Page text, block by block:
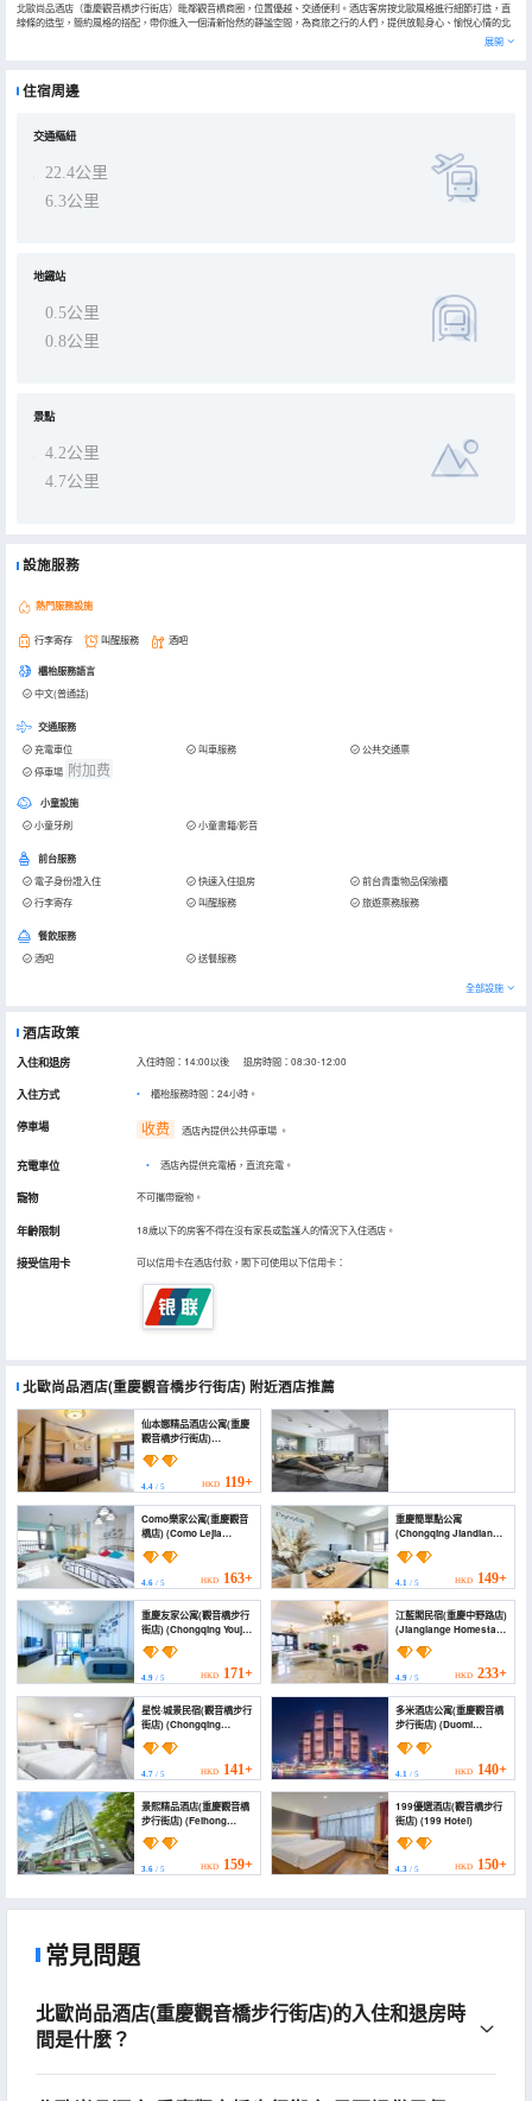
北歐尚品酒店（重慶觀音橋步行街店）毗鄰觀音橋商圈，位置優越、交通便利。酒店客房按北歐風格進行細節打造，直
線條的造型，簡約風格的搭配，帶你進入一個清新怡然的靜謐空間，為商旅之行的人們，提供放鬆身心、愉悅心情的北
酒店距離江北機場和火車站20分鐘車程，步行至觀音橋地鐵站5分鐘即可到達。距解放碑、洪崖洞、長江索道、磁器口
酒店擁有大床、雙床套房及二室套房等各類客房，滿足您的不同需求。客房都配備了43寸高清電視和高速無線網絡，每
展開
住宿周邊
交通樞紐
22.4公里
6.3公里
地鐵站
0.5公里
0.8公里
景點
4.2公里
4.7公里
設施服務
熱門服務設施
行李寄存 叫醒服務 酒吧
櫃枱服務語言
中文(普通話)
交通服務
充電車位 叫車服務
公共交通票
停車場 附加费
小童設施
小童牙刷 小童書籍/影音
前台服務
電子身份證入住 快速入住退房
前台貴重物品保險櫃
行李寄存
叫醒服務 旅遊票務服務
餐飲服務
酒吧 送餐服務
全部設施
酒店政策
入住和退房 入住時間：14:00以後 退房時間：08:30-12:00
入住方式 櫃枱服務時間：24小時。
停車場 收费 酒店內提供公共停車場 。
充電車位 • 酒店內提供充電樁，直流充電。
寵物 不可攜帶寵物。
年齡限制 18歲以下的房客不得在沒有家長或監護人的情況下入住酒店。
接受信用卡 可以信用卡在酒店付款，閣下可使用以下信用卡：
北歐尚品酒店(重慶觀音橋步行街店) 附近酒店推薦
仙本娜精品酒店公寓(重慶
觀音橋步行街店)
(xianbennajingpin)
4.4 / 5 HKD 119+
重慶懶魚民宿(觀音橋地鐵站店) (Lazy Fish
Guesthouse,Guanyinqiao Metro Statin
Branch,Chongqing)
3.5/ 5 129+
Como樂家公寓(重慶觀音
橋店) (Como Lejia
Guanyinqiao))
4.6 / 5 HKD 163+
重慶簡單點公寓
(Chongqing Jiandian
4.1/ 5 HKD 149+
重慶友家公寓(觀音橋步行
街店) (Chongqing Youjia
Apartment
(Guanyinqiao
Pedestrian Street))
4.9 / 5 HKD 171+
江藍閣民宿(重慶中野路店)
(Jianglange Homestay
(Chongqing Zhongye
Road))
4.9/ 5 HKD 233+
星悅·城景民宿(觀音橋步行
街店) (Chongqing
HOTEL(Guanyinqiao
Pedestrian Street
Branch))
4.7 / 5 HKD 141+
多米酒店公寓(重慶觀音橋
步行街店) (Duomi
(Chongqing
Guanyinqiao Beibin
Road))
4.1/ 5 HKD 140+
景熙精品酒店(重慶觀音橋
步行街店) (Feihong
Boutique Hotel
(Chongqing
Guanyinqiao light rail
Station store))
3.6 / 5 HKD 159+
199優選酒店(觀音橋步行
街店) (199 Hotel)
4.3/ 5 HKD 150+
常見問題
北歐尚品酒店(重慶觀音橋步行街店)的入住和退房時
間是什麼？